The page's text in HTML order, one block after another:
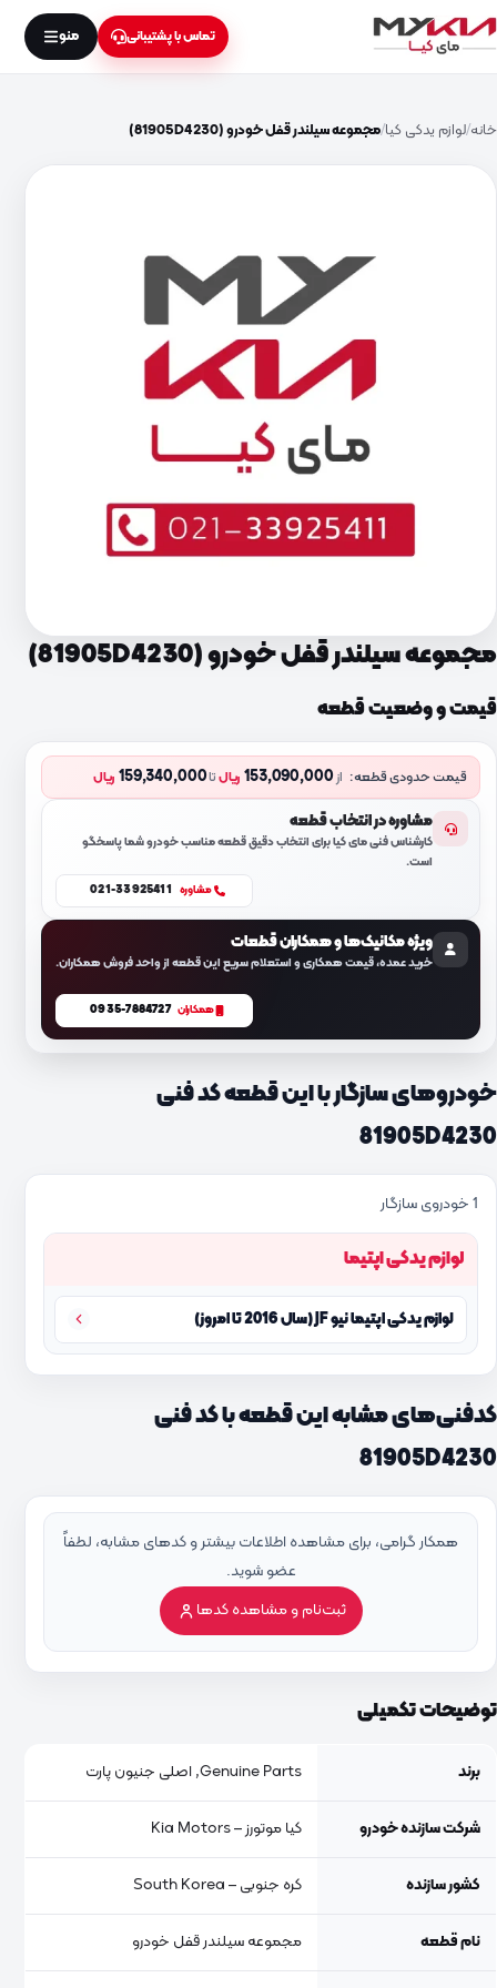
تماس با پشتیبانی منو
خانه لوازم یدکی کیا مجموعه سیلندر قفل خودرو (81905D4230)
مجموعه سیلندر قفل خودرو (81905D4230)
قیمت و وضعیت قطعه
قیمت حدودی قطعه: از153,090,000 ریالتا159,340,000 ریال
مشاوره در انتخاب قطعه
کارشناس فنی مای کیا برای انتخاب دقیق قطعه مناسب خودرو شما پاسخگو
است.
مشاوره 021-33925411
ویژه مکانیک‌ها و همکاران قطعات
خرید عمده، قیمت همکاری و استعلام سریع این قطعه از واحد فروش همکاران.
همکاران 0935-7884727
خودروهای سازگار با این قطعه کد فنی
81905D4230
1 خودروی سازگار
لوازم یدکی اپتیما
لوازم یدکی اپتیما نیو JF (سال 2016 تا امروز)
کدفنی‌های مشابه این قطعه با کد فنی
81905D4230
همکار گرامی، برای مشاهده اطلاعات بیشتر و کدهای مشابه، لطفاً
عضو شوید.
ثبت‌نام و مشاهده کدها
توضیحات تکمیلی
برند Genuine Parts, اصلی جنیون پارت
شرکت سازنده خودرو کیا موتورز – Kia Motors
کشور سازنده کره جنوبی – South Korea
نام قطعه مجموعه سیلندر قفل خودرو